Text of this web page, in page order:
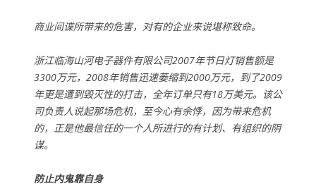
商业间谍所带来的危害，对有的企业来说堪称致命。
浙江临海山河电子器件有限公司2007年节日灯销售额是
3300万元，2008年销售迅速萎缩到2000万元，到了2009
年更是遭到毁灭性的打击，全年订单只有18万美元。该公
司负责人说起那场危机，至今心有余悸，因为带来危机
的，正是他最信任的一个人所进行的有计划、有组织的阴
谋。
防止内鬼靠自身